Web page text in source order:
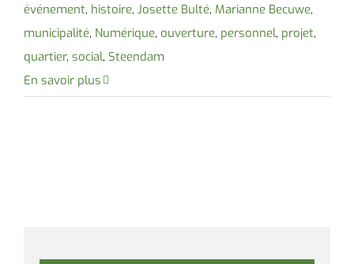
événement, histoire, Josette Bulté, Marianne Becuwe,
municipalité, Numérique, ouverture, personnel, projet,
quartier, social, Steendam
En savoir plus